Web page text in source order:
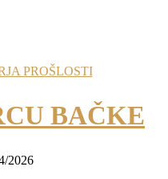
PROŠLOSTI
BAČKE
2026